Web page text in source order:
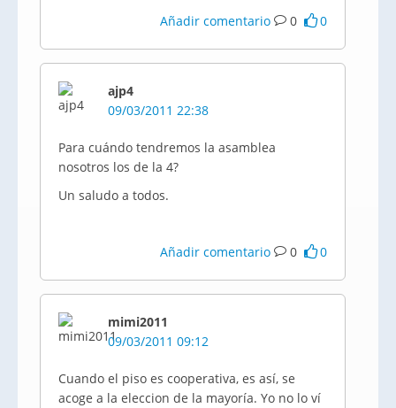
Añadir comentario 0 0
ajp4
09/03/2011 22:38
Para cuándo tendremos la asamblea
nosotros los de la 4?
Un saludo a todos.
Añadir comentario 0 0
mimi2011
09/03/2011 09:12
Cuando el piso es cooperativa, es así, se
acoge a la eleccion de la mayoría. Yo no lo ví